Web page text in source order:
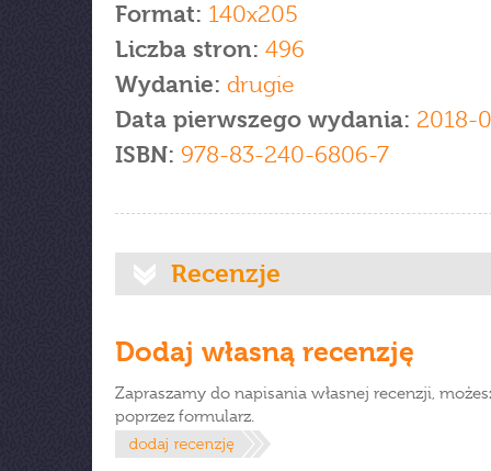
Format: 140x205
Liczba stron: 496
Wydanie: drugie
Data pierwszego wydania: 2018-
ISBN: 978-83-240-6806-7
Recenzje
Dodaj własną recenzję
Zapraszamy do napisania własnej recenzji,
poprzez formularz.